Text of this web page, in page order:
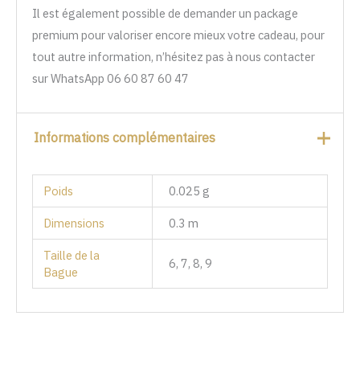
Il est également possible de demander un package
premium pour valoriser encore mieux votre cadeau, pour
tout autre information, n’hésitez pas à nous contacter
sur WhatsApp 06 60 87 60 47
Informations complémentaires
Poids 0.025 g
Dimensions 0.3 m
Taille de la
Bague
6, 7, 8, 9